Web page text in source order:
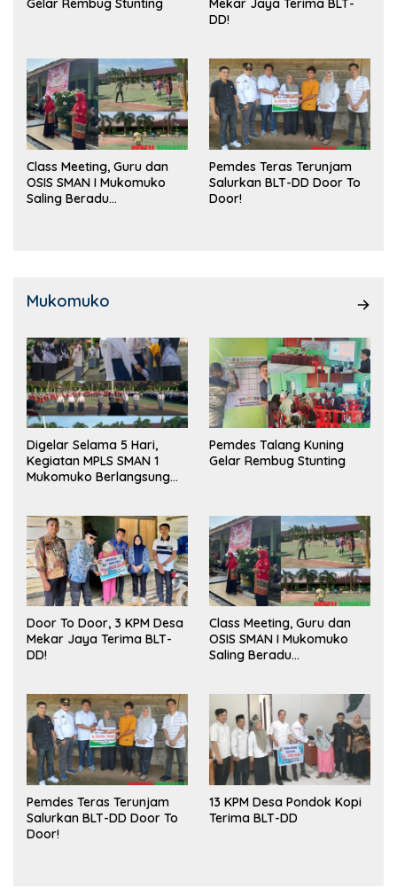
Gelar Rembug Stunting
Mekar Jaya Terima BLT-
DD!
Class Meeting, Guru dan
OSIS SMAN I Mukomuko
Saling Beradu
Pemdes Teras Terunjam
Salurkan BLT-DD Door To
Door!
Mukomuko
Digelar Selama 5 Hari,
Kegiatan MPLS SMAN 1
Mukomuko Berlangsung
Pemdes Talang Kuning
Gelar Rembug Stunting
Door To Door, 3 KPM Desa
Mekar Jaya Terima BLT-
DD!
Class Meeting, Guru dan
OSIS SMAN I Mukomuko
Saling Beradu
Pemdes Teras Terunjam
Salurkan BLT-DD Door To
Door!
13 KPM Desa Pondok Kopi
Terima BLT-DD